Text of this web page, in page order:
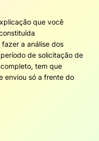
que você
a análise dos
de solicitação de
tem que
enviou só a frente do